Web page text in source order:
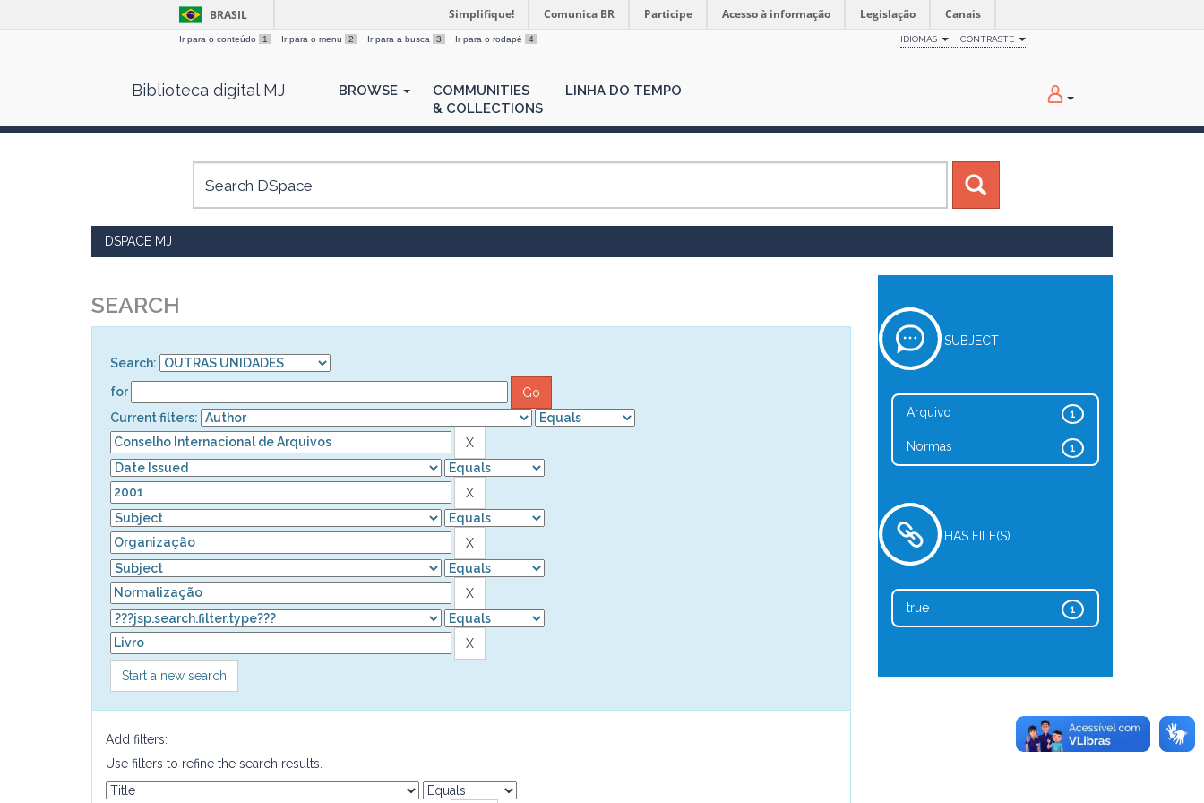
BRASIL Simplifique! Comunica BR Participe Acesso à informação Legislação Canais
Ir para o conteúdo 1 Ir para o menu 2 Ir para a busca 3 Ir para o rodapé 4 IDIOMAS CONTRASTE
Biblioteca digital MJ BROWSE
COMMUNITIES
& COLLECTIONS
LINHA DO TEMPO
DSPACE MJ
SEARCH
Search:
for
Current filters:
Start a new search
Add filters:
Use filters to refine the search results.
SUBJECT
1
Arquivo
1
Normas
HAS FILE(S)
1
true